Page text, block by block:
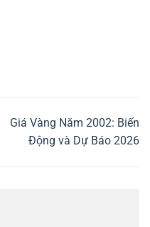
Giá Vàng Năm 2002: Biến
Động và Dự Báo 2026